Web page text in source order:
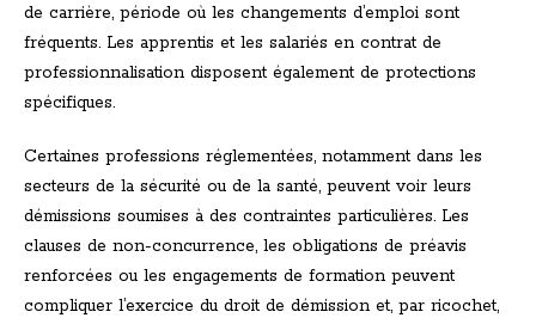
de carrière, période où les changements d’emploi sont
fréquents. Les apprentis et les salariés en contrat de
professionnalisation disposent également de protections
spécifiques.
Certaines professions réglementées, notamment dans les
secteurs de la sécurité ou de la santé, peuvent voir leurs
démissions soumises à des contraintes particulières. Les
clauses de non-concurrence, les obligations de préavis
renforcées ou les engagements de formation peuvent
compliquer l’exercice du droit de démission et, par ricochet,